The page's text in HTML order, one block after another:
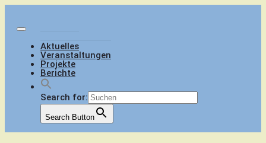
Menu
Aktuelles
Veranstaltungen
Projekte
Berichte
Search for:
Search Button